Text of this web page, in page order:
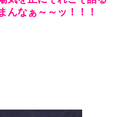
んなぁ～～ッ！！！